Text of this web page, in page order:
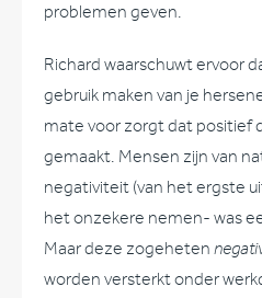
problemen geven.
Richard waarschuwt ervoor
gebruik maken van je
mate voor zorgt dat positief
gemaakt. Mensen zijn van
negativiteit (van het ergste
het onzekere nemen- was
Maar deze zogeheten
worden versterkt onder